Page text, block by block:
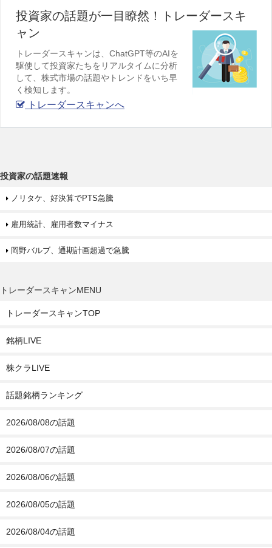
投資家の話題が一目瞭然！トレーダースキ
ャン
トレーダースキャンは、ChatGPT等のAIを
駆使して投資家たちをリアルタイムに分析
して、株式市場の話題やトレンドをいち早
く検知します。
トレーダースキャンへ
投資家の話題速報
ノリタケ、好決算でPTS急騰
雇用統計、雇用者数マイナス
岡野バルブ、通期計画超過で急騰
トレーダースキャンMENU
トレーダースキャンTOP
銘柄LIVE
株クラLIVE
話題銘柄ランキング
2026/08/08の話題
2026/08/07の話題
2026/08/06の話題
2026/08/05の話題
2026/08/04の話題